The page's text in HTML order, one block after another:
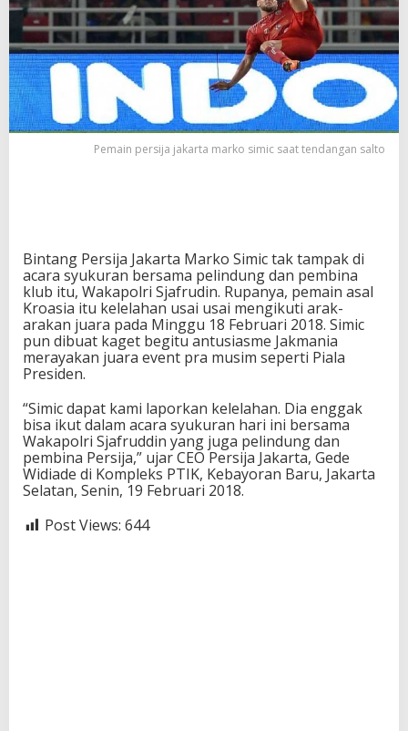
l
a
h
a
a
i
a
k
a
n
J
u
a
P
i
a
l
a
P
Pemain persija jakarta marko simic saat tendangan salto
Bintang Persija Jakarta Marko Simic tak tampak di
acara syukuran bersama pelindung dan pembina
klub itu, Wakapolri Sjafrudin. Rupanya, pemain asal
Kroasia itu kelelahan usai usai mengikuti arak-
arakan juara pada Minggu 18 Februari 2018. Simic
pun dibuat kaget begitu antusiasme Jakmania
merayakan juara event pra musim seperti Piala
Presiden.
“Simic dapat kami laporkan kelelahan. Dia enggak
bisa ikut dalam acara syukuran hari ini bersama
Wakapolri Sjafruddin yang juga pelindung dan
pembina Persija,” ujar CEO Persija Jakarta, Gede
Widiade di Kompleks PTIK, Kebayoran Baru, Jakarta
Selatan, Senin, 19 Februari 2018.
Post Views: 644